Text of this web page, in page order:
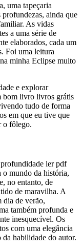
uma tapeçaria
ainda que
As vidas
a uma série de
elaborados, cada um
Foi uma leitura
minha Eclipse muito
e explorar
bom livro livros grátis
tudo de forma
em que eu tive que
o fôlego.
ler pdf
o mundo da história,
no entanto, de
de maravilha. A
dia de verão,
também profunda e
inesquecível. Os
com uma elegância
da habilidade do autor.